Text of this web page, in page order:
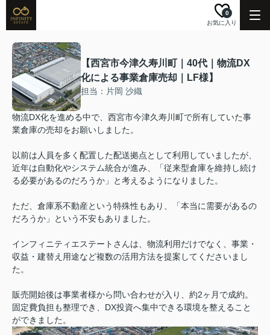
お気に入り
0
【西宮市今津久寿川町｜40代｜物流DX
化による事業倉庫売却｜LF様】
担当：片岡 沙織
物流DX化を進める中で、西宮市今津久寿川町で所有していた事
業倉庫の売却をお願いしました。
以前は人員を多く配置した配送拠点として利用していましたが、
近年は自動化やシステム統合が進み、「従来型倉庫を維持し続け
る必要があるのだろうか」と考えるようになりました。
ただ、倉庫系不動産という特殊性もあり、「本当に需要があるの
だろうか」という不安もありました。
インフィニティエステートさんは、物流利用だけでなく、事業・
収益・建替え用途など複数の活用方法を提案してくださいまし
た。
販売開始後は事業者様から問い合わせが入り、約2ヶ月で成約。
固定費負担も整理でき、DX投資へ集中できる環境を整えること
ができました。